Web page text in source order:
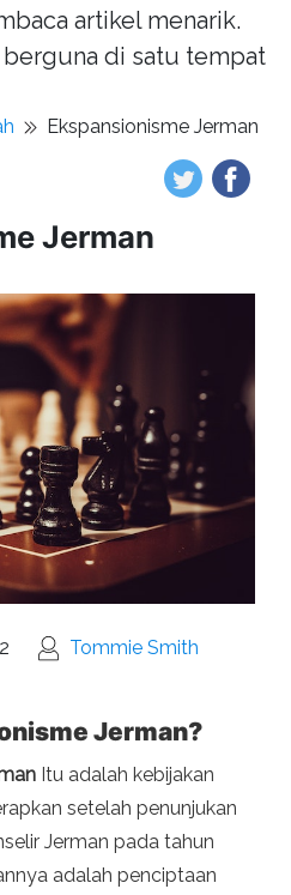
artikel menarik.
di satu tempat
Ekspansionisme Jerman
Jerman
Tommie Smith
Jerman?
Itu adalah kebijakan
setelah penunjukan
Jerman pada tahun
adalah penciptaan